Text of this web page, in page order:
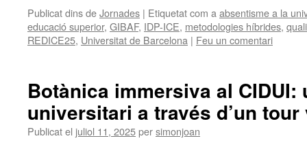
Publicat dins deJornades | Etiquetat com a absentisme a la
educació superior, GIBAF, IDP-ICE, metodologies híbrides,
REDICE25, Universitat de Barcelona | Feu un comentari
Botànica immersiva al CIDUI:
universitari a través d’un tour
Publicat el juliol 11, 2025persimonjoan